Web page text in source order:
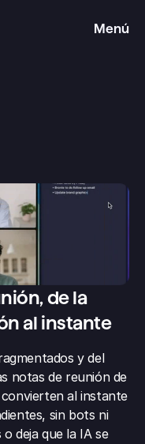
Menú
de la
al instante
y del
notas de reunión de
al instante
sin bots ni
deja que la IA se